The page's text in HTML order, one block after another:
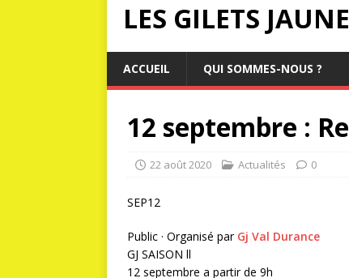
LES GILETS
ACCUEIL QUI SOMMES-NOUS ?
12 septembre :
22 août 2020 Actualités 0
SEP12
Public · Organisé par Gj Val Durance
GJ SAISON ll
12 septembre a partir de 9h